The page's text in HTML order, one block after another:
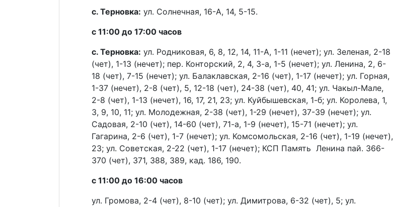
с. Терновка: ул. Солнечная, 16-А, 14, 5-15.
с 11:00 до 17:00 часов
с. Терновка: ул. Родниковая, 6, 8, 12, 14, 11-А, 1-11 (нечет); ул. Зеленая, 2-18
(чет), 1-13 (нечет); пер. Конторский, 2, 4, 3-а, 1-5 (нечет); ул. Ленина, 2, 6-
18 (чет), 7-15 (нечет); ул. Балаклавская, 2-16 (чет), 1-17 (нечет); ул. Горная,
1-37 (нечет), 2-8 (чет), 5, 12-18 (чет), 24-38 (чет), 40, 41; ул. Чакыл-Мале,
2-8 (чет), 1-13 (нечет), 16, 17, 21, 23; ул. Куйбышевская, 1-б; ул. Королева, 1,
3, 9, 10, 11; ул. Молодежная, 2-38 (чет), 1-29 (нечет), 37-39 (нечет); ул.
Садовая, 2-10 (чет), 14-60 (чет), 71-а, 1-9 (нечет), 15-71 (нечет); ул.
Гагарина, 2-6 (чет), 1-7 (нечет); ул. Комсомольская, 2-16 (чет), 1-19 (нечет),
23; ул. Советская, 2-22 (чет), 1-17 (нечет); КСП Память Ленина пай. 366-
370 (чет), 371, 388, 389, кад. 186, 190.
с 11:00 до 16:00 часов
ул. Громова, 2-4 (чет), 8-10 (чет); ул. Димитрова, 6-32 (чет), 5; ул.